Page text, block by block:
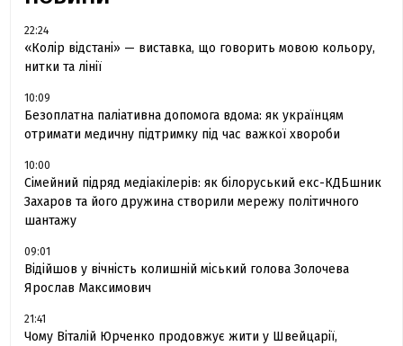
22:24
«Колір відстані» — виставка, що говорить мовою кольору,
нитки та лінії
10:09
Безоплатна паліативна допомога вдома: як українцям
отримати медичну підтримку під час важкої хвороби
10:00
Сімейний підряд медіакілерів: як білоруський екс-КДБшник
Захаров та його дружина створили мережу політичного
шантажу
09:01
Відійшов у вічність колишній міський голова Золочева
Ярослав Максимович
21:41
Чому Віталій Юрченко продовжує жити у Швейцарії,